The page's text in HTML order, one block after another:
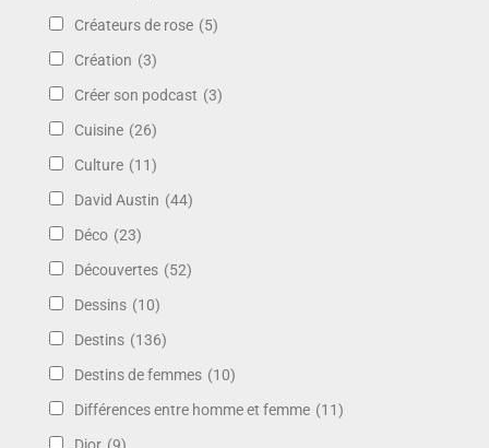
Créateurs de rose (5)
Création (3)
Créer son podcast (3)
Cuisine (26)
Culture (11)
David Austin (44)
Déco (23)
Découvertes (52)
Dessins (10)
Destins (136)
Destins de femmes (10)
Différences entre homme et femme (11)